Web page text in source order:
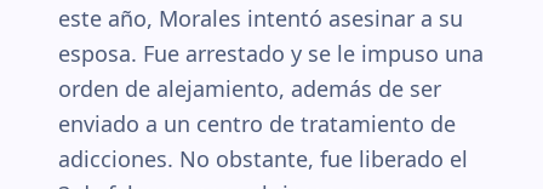
este año, Morales intentó asesinar a su
esposa. Fue arrestado y se le impuso una
orden de alejamiento, además de ser
enviado a un centro de tratamiento de
adicciones. No obstante, fue liberado el